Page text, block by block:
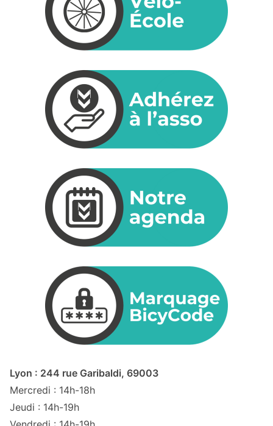
Lyon : 244 rue Garibaldi, 69003
Mercredi : 14h-18h
Jeudi : 14h-19h